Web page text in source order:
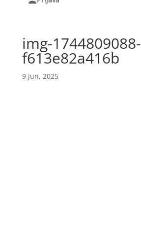
img-1744809088-
f613e82a416b
9 jun, 2025